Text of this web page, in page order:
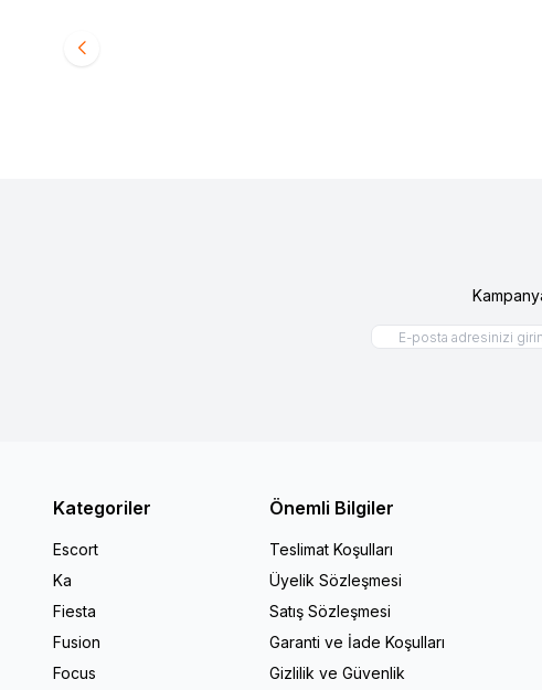
3.631,27
Kategoriler
Escort
Ka
Fiesta
Fusion
Focus
Önemli Bilgiler
Teslimat Koşulları
Üyelik Sözleşmesi
Satış Sözleşmesi
Garanti ve İade Koşulları
Gizlilik ve Güvenlik